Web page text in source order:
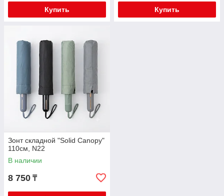
Купить Купить
Зонт складной "Solid Canopy"
110см, N22
В наличии
8 750 ₸